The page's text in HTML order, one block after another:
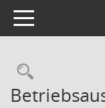
Toggle navigation